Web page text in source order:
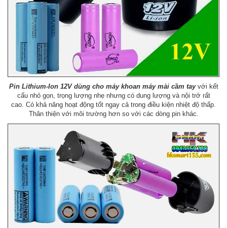
Pin Lithium-Ion 12V dùng cho máy khoan máy mài cầm tayvới kết
cấu nhỏ gọn, trọng lượng nhẹ nhưng có dung lượng và nội trở rất
cao. Có khả năng hoạt động tốt ngay cả trong điều kiện nhiệt độ thấp.
Thân thiện với môi trường hơn so với các dòng pin khác.